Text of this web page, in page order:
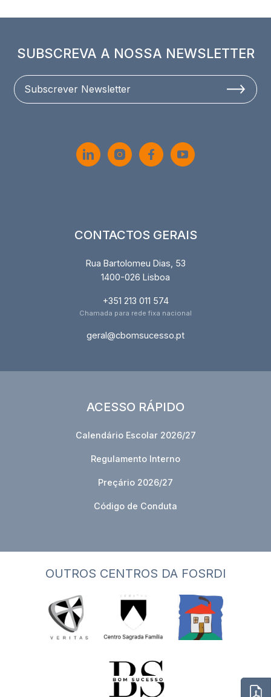
SUBSCREVA A NOSSA NEWSLETTER
Subscrever Newsletter
CONTACTOS GERAIS
Rua Bartolomeu Dias, 53
1400-026 Lisboa
+351 213 011 574
Chamada para rede fixa nacional
geral@cbomsucesso.pt
ACESSO RÁPIDO
Calendário Escolar 2026/27
Regulamento Interno
Preçário 2026/27
Código de Conduta
OUTROS CENTROS DA FOSRDI